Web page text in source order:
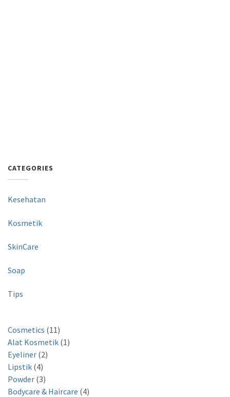
CATEGORIES
Kesehatan
Kosmetik
SkinCare
Soap
Tips
Cosmetics 11
Alat Kosmetik 1
Eyeliner 2
Lipstik 4
Powder 3
Bodycare & Haircare 4